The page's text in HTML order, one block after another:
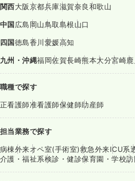
関西大阪京都兵庫滋賀奈良和歌山
中国広島岡山鳥取島根山口
四国徳島香川愛媛高知
九州・沖縄福岡佐賀長崎熊本大分宮崎
職種で探す
正看護師准看護師保健師助産師
担当業務で探す
病棟外来オペ室(手術室)救急外来ICU系
介護・福祉系検診・健診保育園・学校